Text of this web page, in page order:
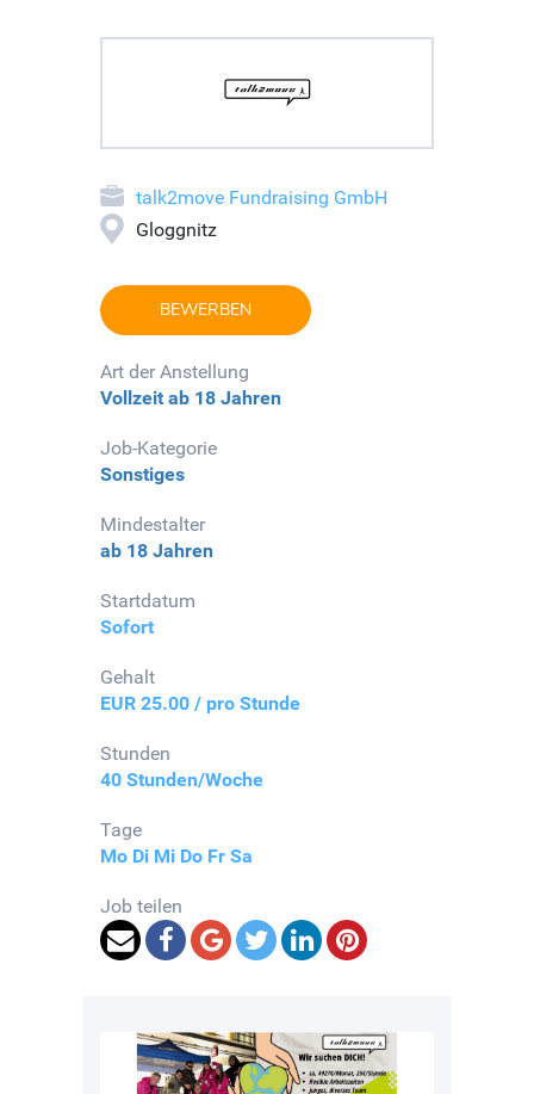
talk2move Fundraising GmbH
Gloggnitz
BEWERBEN
Art der Anstellung
Vollzeit ab 18 Jahren
Job-Kategorie
Sonstiges
Mindestalter
ab 18 Jahren
Startdatum
Sofort
Gehalt
EUR 25.00 / pro Stunde
Stunden
40 Stunden/Woche
Tage
Mo Di Mi Do Fr Sa
Job teilen